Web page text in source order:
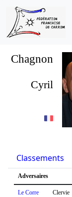
Chagnon
Cyril
Classements
Adversaires
Le Corre Clervie